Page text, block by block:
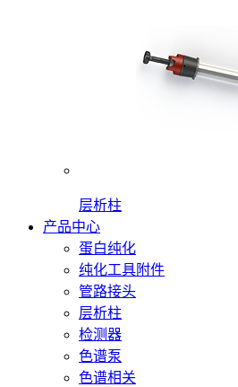
层析柱
产品中心
蛋白纯化
纯化工具附件
管路接头
层析柱
检测器
色谱泵
色谱相关